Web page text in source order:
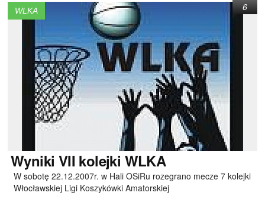
WLKA
Wyniki VII kolejki WLKA
W sobotę 22.12.2007r. w Hali OSiRu rozegrano mecze 7 kolejki
Włocławskiej Ligi Koszykówki Amatorskiej
6